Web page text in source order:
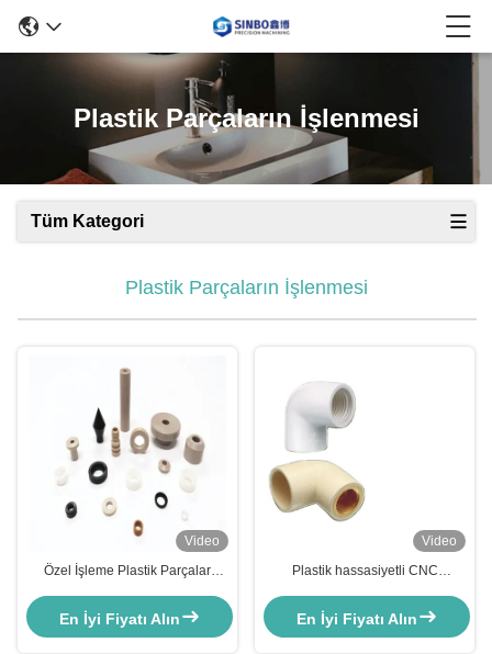
Plastik Parçaların İşlenmesi
Tüm Kategori
Plastik Parçaların İşlenmesi
Video
Özel İşleme Plastik Parçalar
Döner Parçalar
En İyi Fiyatı Alın
Video
Plastik hassasiyetli CNC
nilon alüminyum flanslı kabuğu
En İyi Fiyatı Alın